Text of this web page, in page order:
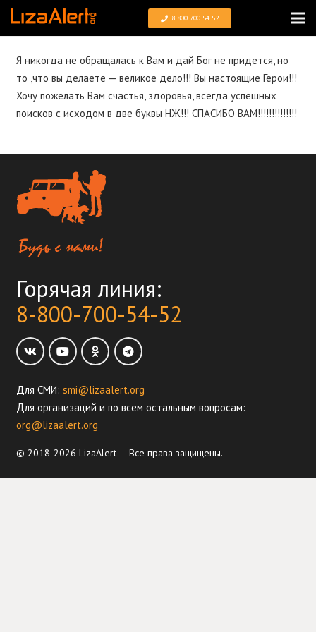
8 800 700 54 52
Я никогда не обращалась к Вам и дай Бог не придется, но
то ,что вы делаете — великое дело!!! Вы настоящие Герои!!!
Хочу пожелать Вам счастья, здоровья, всегда успешных
поисков с исходом в две буквы НЖ!!! СПАСИБО ВАМ!!!!!!!!!!!!!!
Горячая линия:
8-800-700-54-52
Для СМИ: smi@lizaalert.org
Для организаций и по всем остальным вопросам:
org@lizaalert.org
© 2018-2026 LizaAlert — Все права защищены.